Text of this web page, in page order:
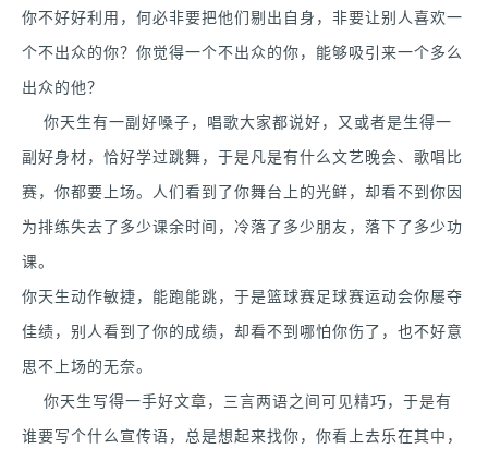
你不好好利用，何必非要把他们剔出自身，非要让别人喜欢一
个不出众的你？你觉得一个不出众的你，能够吸引来一个多么
出众的他？
你天生有一副好嗓子，唱歌大家都说好，又或者是生得一
副好身材，恰好学过跳舞，于是凡是有什么文艺晚会、歌唱比
赛，你都要上场。人们看到了你舞台上的光鲜，却看不到你因
为排练失去了多少课余时间，冷落了多少朋友，落下了多少功
课。
你天生动作敏捷，能跑能跳，于是篮球赛足球赛运动会你屡夺
佳绩，别人看到了你的成绩，却看不到哪怕你伤了，也不好意
思不上场的无奈。
你天生写得一手好文章，三言两语之间可见精巧，于是有
谁要写个什么宣传语，总是想起来找你，你看上去乐在其中，